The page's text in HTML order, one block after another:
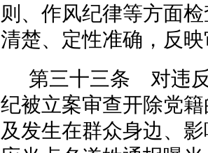
则、作风纪律等方面
清楚、定性准确，反
第三十三条 对违
纪被立案审查开除党
及发生在群众身边、